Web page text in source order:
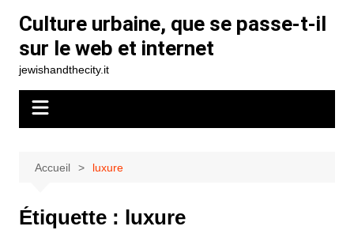
contenu
Culture urbaine, que se passe-t-il
sur le web et internet
jewishandthecity.it
Accueil luxure
Étiquette : luxure